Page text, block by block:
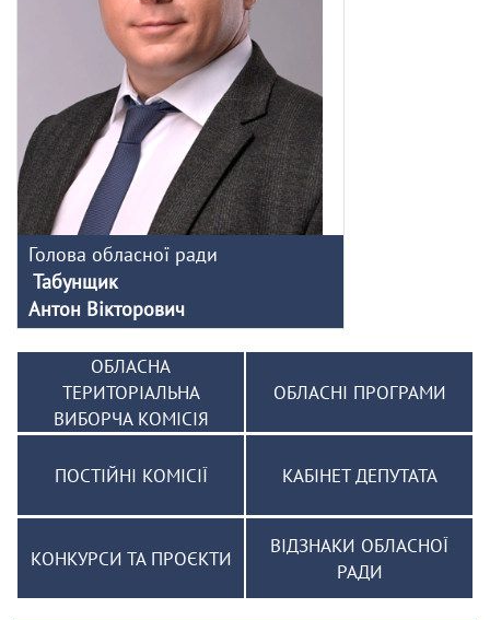
Голова обласної ради
Табунщик
Антон Вікторович
ОБЛАСНА
ТЕРИТОРІАЛЬНА
ВИБОРЧА КОМІСІЯ
ОБЛАСНІ ПРОГРАМИ
ПОСТІЙНІ КОМІСІЇ КАБІНЕТ ДЕПУТАТА
КОНКУРСИ ТА ПРОЄКТИ
ВІДЗНАКИ ОБЛАСНОЇ
РАДИ